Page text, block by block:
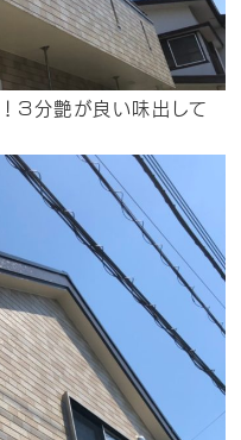
3分艶が良い味出して